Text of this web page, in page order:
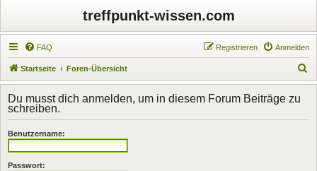
treffpunkt-wissen.com
FAQ Anmelden
Registrieren
Startseite Foren-Übersicht
u
h
Du musst dich anmelden, um in diesem Forum Beiträge zu
schreiben.
Benutzername:
Passwort: